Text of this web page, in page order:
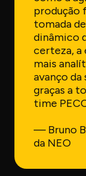
produção
tomada
dinâmico
certeza, a
mais
avanço
graças a
time
— Bruno
da NEO